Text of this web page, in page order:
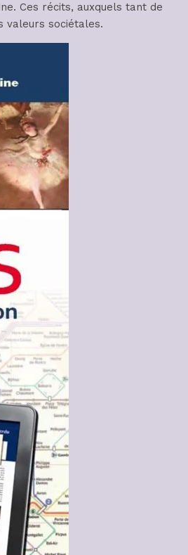
Ces récits, auxquels tant de
valeurs sociétales.